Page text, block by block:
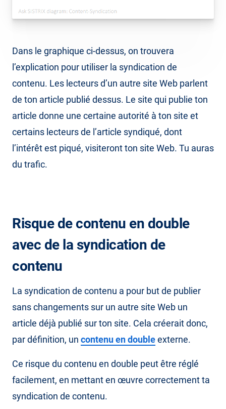
Dans le graphique ci-dessus, on trouvera
l’explication pour utiliser la syndication de
contenu. Les lecteurs d’un autre site Web parlent
de ton article publié dessus. Le site qui publie ton
article donne une certaine autorité à ton site et
certains lecteurs de l’article syndiqué, dont
l’intérêt est piqué, visiteront ton site Web. Tu auras
du trafic.
Risque de contenu en double
avec de la syndication de
contenu
La syndication de contenu a pour but de publier
sans changements sur un autre site Web un
article déjà publié sur ton site. Cela créerait donc,
par définition, un contenu en doubleexterne.
Ce risque du contenu en double peut être réglé
facilement, en mettant en œuvre correctement ta
syndication de contenu.